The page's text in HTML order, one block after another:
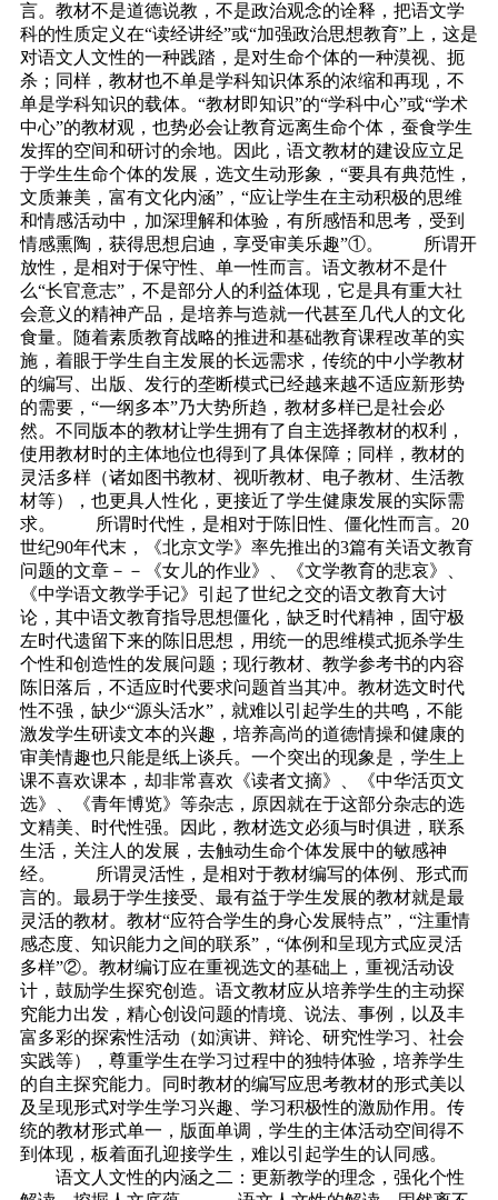
言。教材不是道德说教，不是政治观念的诠释，把语文学
科的性质定义在“读经讲经”或“加强政治思想教育”上，这是
对语文人文性的一种践踏，是对生命个体的一种漠视、扼
杀；同样，教材也不单是学科知识体系的浓缩和再现，不
单是学科知识的载体。“教材即知识”的“学科中心”或“学术
中心”的教材观，也势必会让教育远离生命个体，蚕食学生
发挥的空间和研讨的余地。因此，语文教材的建设应立足
于学生生命个体的发展，选文生动形象，“要具有典范性，
文质兼美，富有文化内涵”，“应让学生在主动积极的思维
和情感活动中，加深理解和体验，有所感悟和思考，受到
情感熏陶，获得思想启迪，享受审美乐趣”①。 所谓开
放性，是相对于保守性、单一性而言。语文教材不是什
么“长官意志”，不是部分人的利益体现，它是具有重大社
会意义的精神产品，是培养与造就一代甚至几代人的文化
食量。随着素质教育战略的推进和基础教育课程改革的实
施，着眼于学生自主发展的长远需求，传统的中小学教材
的编写、出版、发行的垄断模式已经越来越不适应新形势
的需要，“一纲多本”乃大势所趋，教材多样已是社会必
然。不同版本的教材让学生拥有了自主选择教材的权利，
使用教材时的主体地位也得到了具体保障；同样，教材的
灵活多样（诸如图书教材、视听教材、电子教材、生活教
材等），也更具人性化，更接近了学生健康发展的实际需
求。 所谓时代性，是相对于陈旧性、僵化性而言。20
世纪90年代末，《北京文学》率先推出的3篇有关语文教育
问题的文章－－《女儿的作业》、《文学教育的悲哀》、
《中学语文教学手记》引起了世纪之交的语文教育大讨
论，其中语文教育指导思想僵化，缺乏时代精神，固守极
左时代遗留下来的陈旧思想，用统一的思维模式扼杀学生
个性和创造性的发展问题；现行教材、教学参考书的内容
陈旧落后，不适应时代要求问题首当其冲。教材选文时代
性不强，缺少“源头活水”，就难以引起学生的共鸣，不能
激发学生研读文本的兴趣，培养高尚的道德情操和健康的
审美情趣也只能是纸上谈兵。一个突出的现象是，学生上
课不喜欢课本，却非常喜欢《读者文摘》、《中华活页文
选》、《青年博览》等杂志，原因就在于这部分杂志的选
文精美、时代性强。因此，教材选文必须与时俱进，联系
生活，关注人的发展，去触动生命个体发展中的敏感神
经。 所谓灵活性，是相对于教材编写的体例、形式而
言的。最易于学生接受、最有益于学生发展的教材就是最
灵活的教材。教材“应符合学生的身心发展特点”，“注重情
感态度、知识能力之间的联系”，“体例和呈现方式应灵活
多样”②。教材编订应在重视选文的基础上，重视活动设
计，鼓励学生探究创造。语文教材应从培养学生的主动探
究能力出发，精心创设问题的情境、说法、事例，以及丰
富多彩的探索性活动（如演讲、辩论、研究性学习、社会
实践等），尊重学生在学习过程中的独特体验，培养学生
的自主探究能力。同时教材的编写应思考教材的形式美以
及呈现形式对学生学习兴趣、学习积极性的激励作用。传
统的教材形式单一，版面单调，学生的主体活动空间得不
到体现，板着面孔迎接学生，难以引起学生的认同感。
语文人文性的内涵之二：更新教学的理念，强化个性